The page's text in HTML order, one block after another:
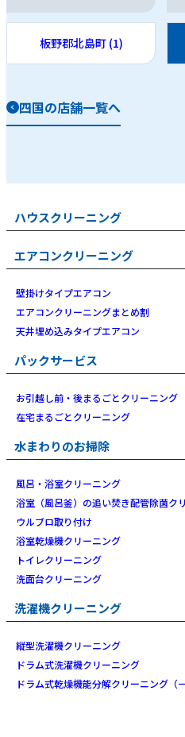
板野郡北島町 (1)
四国の店舗一覧へ
ハウスクリーニング
エアコンクリーニング
壁掛けタイプエアコン
エアコンクリーニングまとめ割
天井埋め込みタイプエアコン
パックサービス
お引越し前・後まるごとクリーニング
在宅まるごとクリーニング
水まわりのお掃除
風呂・浴室クリーニング
浴室（風呂釜）の追い焚き配管除菌ク
ウルブロ取り付け
浴室乾燥機クリーニング
トイレクリーニング
洗面台クリーニング
洗濯機クリーニング
縦型洗濯機クリーニング
ドラム式洗濯機クリーニング
ドラム式乾燥機能分解クリーニング（